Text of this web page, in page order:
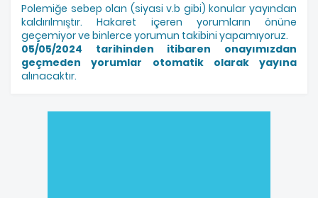
Polemiğe sebep olan (siyasi v.b gibi) konular yayından
kaldırılmıştır. Hakaret içeren yorumların önüne
geçemiyor ve binlerce yorumun takibini yapamıyoruz.
05/05/2024 tarihinden itibaren onayımızdan
geçmeden yorumlar otomatik olarak yayına
alınacaktır.